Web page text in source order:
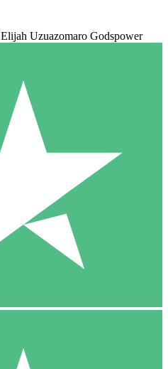
Elijah Uzuazomaro Godspower